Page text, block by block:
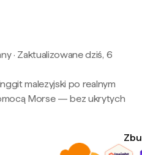
· Zaktualizowane dziś, 6
malezyjski po realnym
Morse — bez ukrytych